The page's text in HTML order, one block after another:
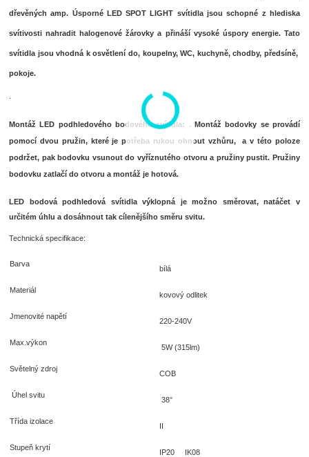
dřevěných amp. Úsporné LED SPOT LIGHT svítidla jsou schopné z hlediska
svítivosti nahradit halogenové žárovky a přináší vysoké úspory energie. Tato
svítidla jsou vhodná k osvětlení do, koupelny, WC, kuchyně, chodby, předsíně,
pokoje.
Montáž LED podhledového bodového svítidla:
. Montáž bodovky se provádí
pomocí dvou pružin, které je potřeba rukou ohnout vzhůru, a v této poloze
podržet, pak bodovku vsunout do vyříznutého otvoru a pružiny pustit. Pružiny
bodovku zatlačí do otvoru a montáž je hotová.
LED bodová podhledová svítidla výklopná je možno směrovat, natáčet v
určitém úhlu a dosáhnout tak cílenějšího směru svitu.
Technická specifikace:
Barva
bílá
Materiál
kovový odlitek
Jmenovité napětí
220-240V
Max.výkon
5W (315lm)
Světelný zdroj
COB
Úhel svitu
38°
Třída izolace
II
Stupeň krytí
IP20 IK08